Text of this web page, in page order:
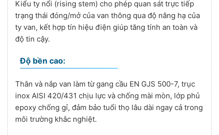
Kiểu ty nổi (rising stem) cho phép quan sát trực tiếp
trạng thái đóng/mở của van thông qua độ nâng hạ của
ty van, kết hợp tín hiệu điện giúp tăng tính an toàn và
độ tin cậy.
Độ bền cao:
Thân và nắp van làm từ gang cầu EN GJS 500-7, trục
inox AISI 420/431 chịu lực và chống mài mòn, lớp phủ
epoxy chống gỉ, đảm bảo tuổi thọ lâu dài ngay cả trong
môi trường khắc nghiệt.